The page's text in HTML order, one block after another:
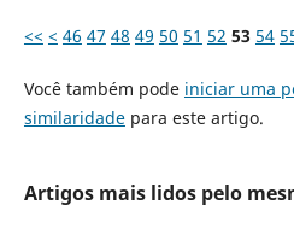
<< < 46 47 48 49 50 51 52 53 54
Você também pode iniciar uma
similaridadepara este artigo.
Artigos mais lidos pelo